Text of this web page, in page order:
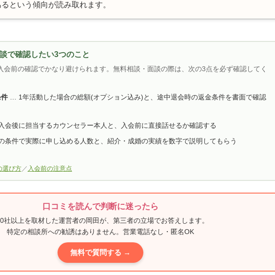
という傾向が読み取れます。
で確認したい3つのこと
会前の確認でかなり避けられます。無料相談・面談の際は、次の3点を必ず確認してく
… 1年活動した場合の総額(オプション込み)と、途中退会時の返金条件を書面で確認
後に担当するカウンセラー本人と、入会前に直接話せるか確認する
件で実際に申し込める人数と、紹介・成婚の実績を数字で説明してもらう
選び方／ 入会前の注意点
口コミを読んで判断に迷ったら
社以上を取材した運営者の岡田が、第三者の立場でお答えします。
特定の相談所への勧誘はありません。営業電話なし・匿名OK
無料で質問する →